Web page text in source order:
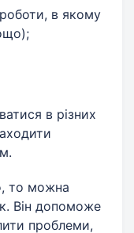
в якому
в різних
то можна
Він допоможе
проблеми,